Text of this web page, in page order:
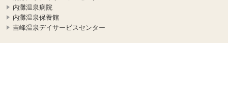
内灘温泉病院
内灘温泉保養館
吉峰温泉デイサービスセンター